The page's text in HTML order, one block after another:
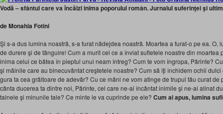
Vodă – sfântul care va încălzi inima poporului român. Jurnalul suferinţei şi
de Monahia Fotini
Şi s-a dus lumina noastră, s-a furat nădejdea noastră. Moartea a furat-o pe ea. O,
de durere şi de tânguire! Cum a murit cel ce a înviat sufletele noastre din moartea
inima celui ce bătea în pieptul unui neam întreg? Cum te vom îngropa, Părinte?
şi mâinile care au binecuvântat creştetele noastre? Cum să îţi închidem ochii
gura ta cea grăitoare de adevăr? Cu ce mâni ne vom atinge de trupul tău curat de
cânta ducerea ta dintre noi, Părinte, cel care ne-ai încântat inimile şi ne-ai alinat
tainele şi minunile tale? Ce minte le va cuprinde pe ele? Cum ai apus, lumina